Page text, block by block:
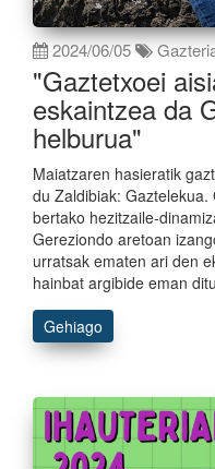
2024/06/05
"Gaztetxoei
eskaintzea da
helburua"
Maiatzaren hasieratik
du Zaldibiak:
bertako hezitzaile-
Gereziondo aretoan
urratsak ematen ari den
hainbat argibide eman
Gehiago